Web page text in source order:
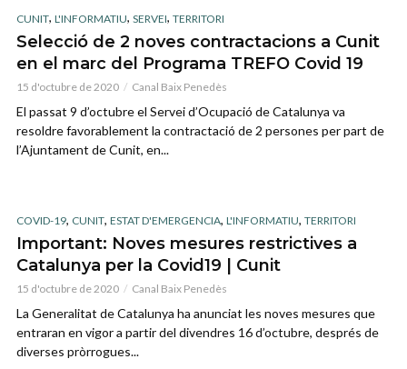
CUNIT, L'INFORMATIU, SERVEI, TERRITORI
Selecció de 2 noves contractacions a Cunit
en el marc del Programa TREFO Covid 19
15 d'octubre de 2020 Canal Baix Penedès
El passat 9 d’octubre el Servei d’Ocupació de Catalunya va
resoldre favorablement la contractació de 2 persones per part de
l’Ajuntament de Cunit, en...
COVID-19, CUNIT, ESTAT D'EMERGENCIA, L'INFORMATIU, TERRITORI
Important: Noves mesures restrictives a
Catalunya per la Covid19 | Cunit
15 d'octubre de 2020 Canal Baix Penedès
La Generalitat de Catalunya ha anunciat les noves mesures que
entraran en vigor a partir del divendres 16 d’octubre, després de
diverses pròrrogues...